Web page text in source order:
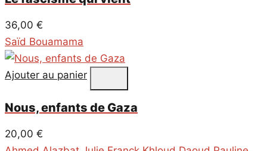
36,00 €
Saïd Bouamama
Ajouter au panier
Nous, enfants de Gaza
20,00 €